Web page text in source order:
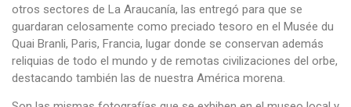
otros sectores de La Araucanía, las entregó para que se
guardaran celosamente como preciado tesoro en el Musée du
Quai Branli, Paris, Francia, lugar donde se conservan además
reliquias de todo el mundo y de remotas civilizaciones del orbe,
destacando también las de nuestra América morena.